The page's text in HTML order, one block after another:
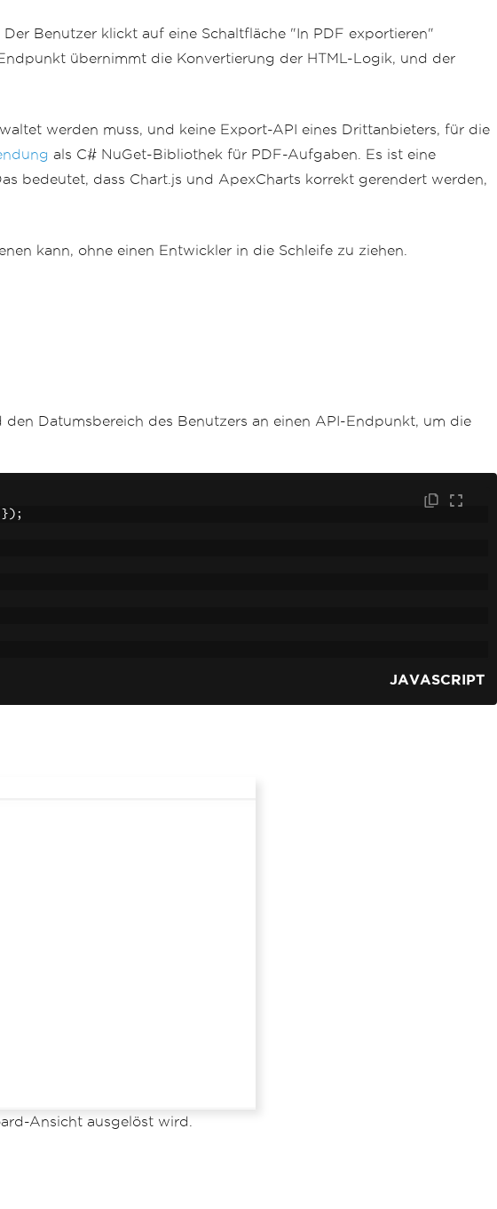
Benutzer klickt auf eine Schaltfläche "In PDF exportieren"
übernimmt die Konvertierung der HTML-Logik, und der
werden muss, und keine Export-API eines Drittanbieters, für die
als C# NuGet-Bibliothek für PDF-Aufgaben. Es ist eine
bedeutet, dass Chart.js und ApexCharts korrekt gerendert werden,
kann, ohne einen Entwickler in die Schleife zu ziehen.
Datumsbereich des Benutzers an einen API-Endpunkt, um die
});
JAVASCRIPT
Ansicht ausgelöst wird.